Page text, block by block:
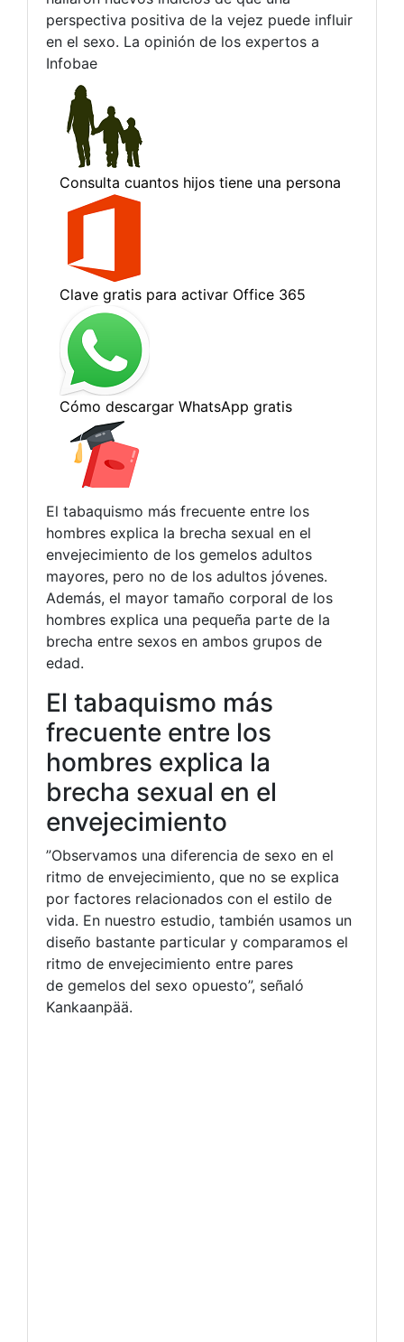
perspectiva positiva de la vejez puede influir
en el sexo. La opinión de los expertos a
Infobae
El tabaquismo más frecuente entre los
hombres explica la brecha sexual en el
envejecimiento de los gemelos adultos
mayores, pero no de los adultos jóvenes.
Además, el mayor tamaño corporal de los
hombres explica una pequeña parte de la
brecha entre sexos en ambos grupos de
edad.
El tabaquismo más
frecuente entre los
hombres explica la
brecha sexual en el
envejecimiento
”Observamos una diferencia de sexo en el
ritmo de envejecimiento, que no se explica
por factores relacionados con el estilo de
vida. En nuestro estudio, también usamos un
diseño bastante particular y comparamos el
ritmo de envejecimiento entre pares
de gemelos del sexo opuesto”, señaló
Kankaanpää.